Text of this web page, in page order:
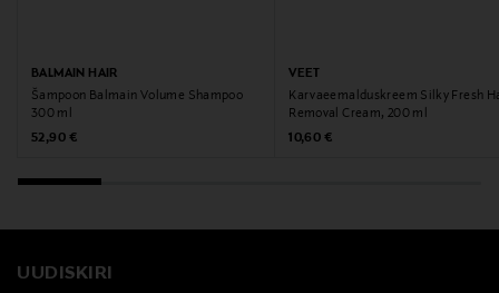
ted baker, kott, käekott, clutch, nahkkott
BALMAIN HAIR
Šampoon Balmain Volume Shampoo
300 ml
Original Price
52,90 €
VEET
Karvaeemalduskreem Silky Fresh
Removal Cream, 200 ml
Original Price
10,60 €
UUDISKIRI